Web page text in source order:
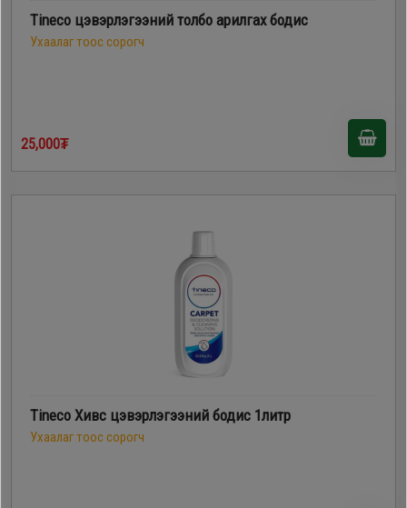
Tineco цэвэрлэгээний толбо арилгах бодис
Ухаалаг тоос сорогч
25,000₮
Tineco Хивс цэвэрлэгээний бодис 1литр
Ухаалаг тоос сорогч